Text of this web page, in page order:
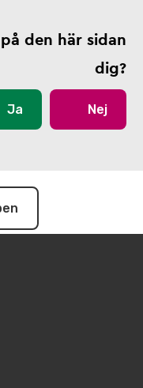
den här sidan
dig?
Ja Nej